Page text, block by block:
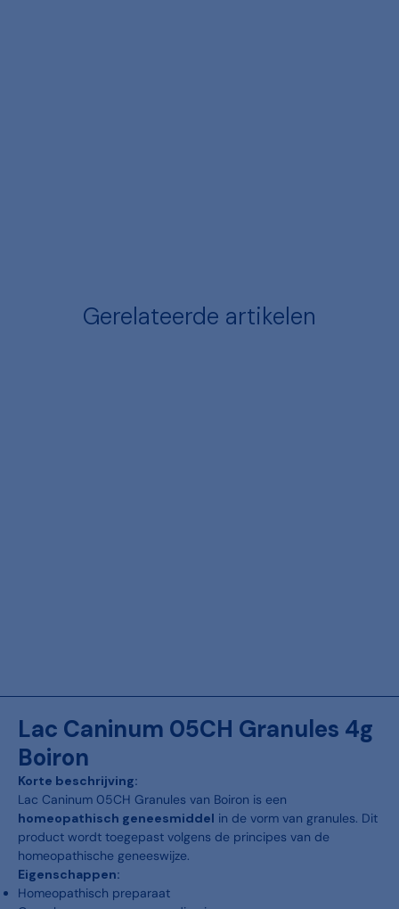
Gerelateerde artikelen
Lac Caninum 05CH Granules 4g
Boiron
Korte beschrijving:
Lac Caninum 05CH Granules van Boiron is een
homeopathisch geneesmiddel in de vorm van granules. Dit
product wordt toegepast volgens de principes van de
homeopathische geneeswijze.
Eigenschappen:
Homeopathisch preparaat